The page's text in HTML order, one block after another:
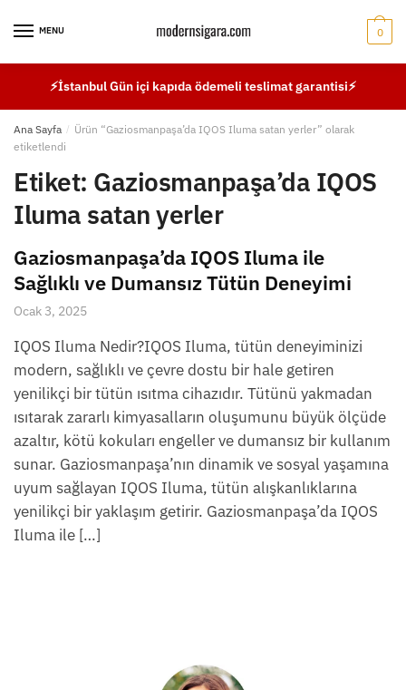
MENU 0
⚡İstanbul Gün içi kapıda ödemeli teslimat garantisi⚡
Ana Sayfa / Ürün “Gaziosmanpaşa’da IQOS Iluma satan yerler” olarak
etiketlendi
Etiket: Gaziosmanpaşa’da IQOS
Iluma satan yerler
Gaziosmanpaşa’da IQOS Iluma ile
Sağlıklı ve Dumansız Tütün Deneyimi
Ocak 3, 2025
IQOS Iluma Nedir?IQOS Iluma, tütün deneyiminizi
modern, sağlıklı ve çevre dostu bir hale getiren
yenilikçi bir tütün ısıtma cihazıdır. Tütünü yakmadan
ısıtarak zararlı kimyasalların oluşumunu büyük ölçüde
azaltır, kötü kokuları engeller ve dumansız bir kullanım
sunar. Gaziosmanpaşa’nın dinamik ve sosyal yaşamına
uyum sağlayan IQOS Iluma, tütün alışkanlıklarına
yenilikçi bir yaklaşım getirir. Gaziosmanpaşa’da IQOS
Iluma ile […]